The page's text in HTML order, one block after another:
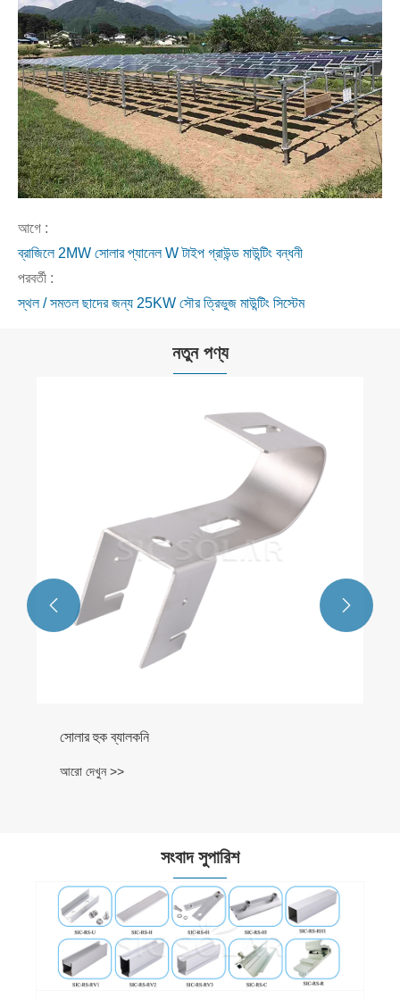
আগে :
ব্রাজিলে 2MW সোলার প্যানেল W টাইপ গ্রাউন্ড মাউন্টিং বন্ধনী
পরবর্তী :
স্থল / সমতল ছাদের জন্য 25KW সৌর ত্রিভুজ মাউন্টিং সিস্টেম
নতুন পণ্য
সোলার হুক ব্যালকনি
আরো দেখুন >>
 
সংবাদ সুপারিশ